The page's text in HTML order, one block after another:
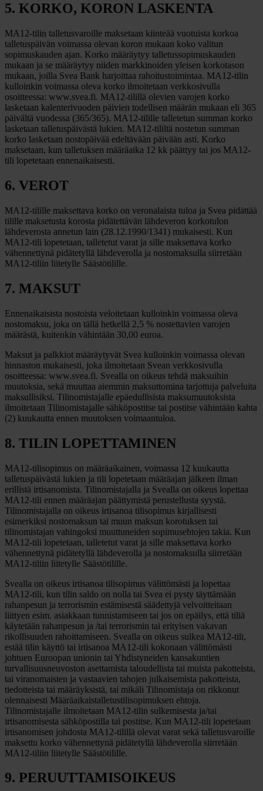
5. KORKO, KORON LASKENTA
MA12-tilin talletusvaroille maksetaan kiinteää vuotuista korkoa
talletuspäivän voimassa olevan koron mukaan koko valitun
sopimuskauden ajan. Korko määräytyy talletussopimuskauden
mukaan ja se määräytyy niiden markkinoiden yleisen korkotason
mukaan, joilla Svea Bank harjoittaa rahoitustoimintaa. MA12-tilin
kulloinkin voimassa oleva korko ilmoitetaan verkkosivulla
osoitteessa: www.svea.fi. MA12-tilillä olevien varojen korko
lasketaan kalenterivuoden päivien todellisen määrän mukaan eli 365
päivältä vuodessa (365/365). MA12-tilille talletetun summan korko
lasketaan talletuspäivästä lukien. MA12-tililtä nostetun summan
korko lasketaan nostopäivää edeltävään päivään asti. Korko
maksetaan, kun talletuksen määräaika 12 kk päättyy tai jos MA12-
tili lopetetaan ennenaikaisesti.
6. VEROT
MA12-tilille maksettava korko on veronalaista tuloa ja Svea pidättää
tilille maksetusta korosta pidätettävän lähdeveron korkotulon
lähdeverosta annetun lain (28.12.1990/1341) mukaisesti. Kun
MA12-tili lopetetaan, talletetut varat ja sille maksettava korko
vähennettynä pidätetyllä lähdeverolla ja nostomaksulla siirretään
MA12-tiliin liitetylle Säästötilille.
7. MAKSUT
Ennenaikaisista nostoista veloitetaan kulloinkin voimassa oleva
nostomaksu, joka on tällä hetkellä 2,5 % nostettavien varojen
määrästä, kuitenkin vähintään 30,00 euroa.
Maksut ja palkkiot määräytyvät Svea kulloinkin voimassa olevan
hinnaston mukaisesti, joka ilmoitetaan Svean verkkosivulla
osoitteessa: www.svea.fi. Svealla on oikeus tehdä maksuihin
muutoksia, sekä muuttaa aiemmin maksuttomina tarjottuja palveluita
maksullisiksi. Tilinomistajalle epäedullisista maksumuutoksista
ilmoitetaan Tilinomistajalle sähköpostitse tai postitse vähintään kahta
(2) kuukautta ennen muutoksen voimaantuloa.
8. TILIN LOPETTAMINEN
MA12-tilisopimus on määräaikainen, voimassa 12 kuukautta
talletuspäivästä lukien ja tili lopetetaan määräajan jälkeen ilman
erillistä irtisanomista. Tilinomistajalla ja Svealla on oikeus lopettaa
MA12-tili ennen määräajan päättymistä perustellusta syystä.
Tilinomistajalla on oikeus irtisanoa tilisopimus kirjallisesti
esimerkiksi nostomaksun tai muun maksun korotuksen tai
tilinomistajan vahingoksi muuttuneiden sopimusehtojen takia. Kun
MA12-tili lopetetaan, talletetut varat ja sille maksettava korko
vähennettynä pidätetyllä lähdeverolla ja nostomaksulla siirretään
MA12-tiliin liitetylle Säästötilille.
Svealla on oikeus irtisanoa tilisopimus välittömästi ja lopettaa
MA12-tili, kun tilin saldo on nolla tai Svea ei pysty täyttämään
rahanpesun ja terrorismin estämisestä säädettyjä velvoitteitaan
liittyen esim. asiakkaan tunnistamiseen tai jos on epäilys, että tiliä
käytetään rahanpesun ja /tai terrorismin tai erityisen vakavan
rikollisuuden rahoittamiseen. Svealla on oikeus sulkea MA12-tili,
estää tilin käyttö tai irtisanoa MA12-tili kokonaan välittömästi
johtuen Euroopan unionin tai Yhdistyneiden kansakuntien
turvallisuusneuvoston asettamista taloudellista tai muista pakotteista,
tai viranomaisten ja vastaavien tahojen julkaisemista pakotteista,
tiedotteista tai määräyksistä, tai mikäli Tilinomistaja on rikkonut
olennaisesti Määräaikaistalletustilisopimuksen ehtoja.
Tilinomistajalle ilmoitetaan MA12-tilin sulkemisesta ja/tai
irtisanomisesta sähköpostilla tai postitse. Kun MA12-tili lopetetaan
irtisanomisen johdosta MA12-tilillä olevat varat sekä talletusvaroille
maksettu korko vähennettynä pidätetyllä lähdeverolla siirretään
MA12-tiliin liitetylle Säästötilille.
9. PERUUTTAMISOIKEUS